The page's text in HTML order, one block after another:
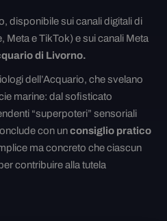
disponibile sui canali digitali di
Meta e TikTok) e sui canali Meta
di Livorno.
dell’Acquario, che svelano
marine: dal sofisticato
“superpoteri” sensoriali
con unconsiglio pratico
ma concreto che ciascun
contribuire alla tutela